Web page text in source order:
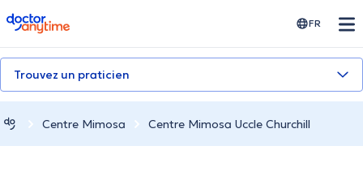
doctoranytime FR
Trouvez un praticien
Centre Mimosa Centre Mimosa Uccle Churchill